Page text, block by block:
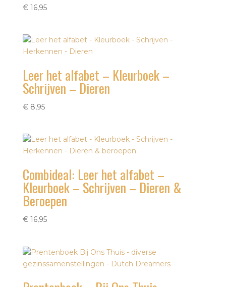
€16,95
Leer het alfabet – Kleurboek –
Schrijven – Dieren
€8,95
Combideal: Leer het alfabet –
Kleurboek – Schrijven – Dieren &
Beroepen
€16,95